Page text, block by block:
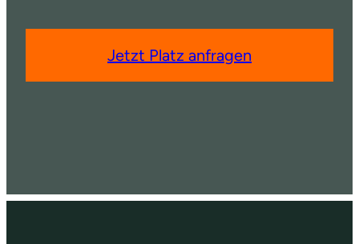
Jetzt Platz anfragen